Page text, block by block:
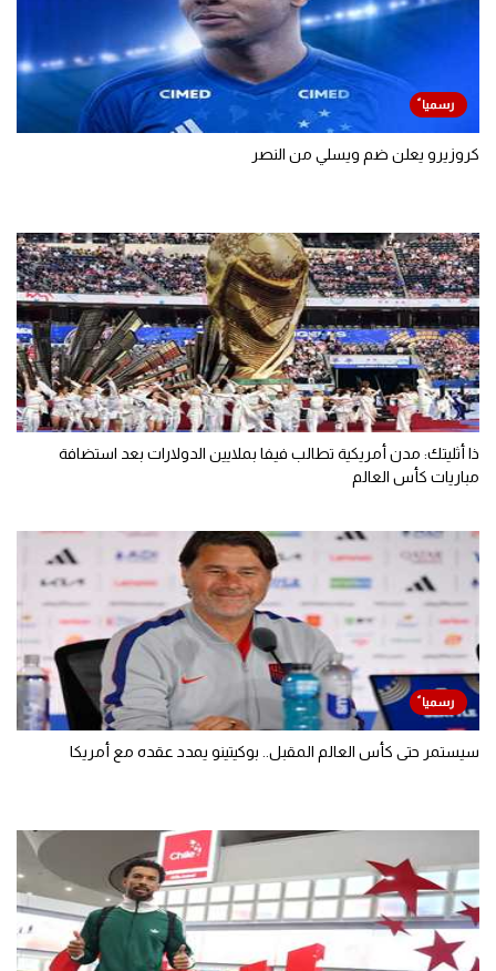
كروزيرو يعلن ضم ويسلي من النصر
ذا أثليتك: مدن أمريكية تطالب فيفا بملايين الدولارات بعد استضافة
مباريات كأس العالم
سيستمر حتى كأس العالم المقبل.. بوكيتينو يمدد عقده مع أمريكا